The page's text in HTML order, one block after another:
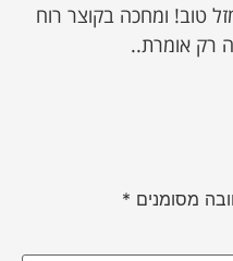
טוב! ומחכה בקוצר רוח
רק אומרת..
מסומנים *